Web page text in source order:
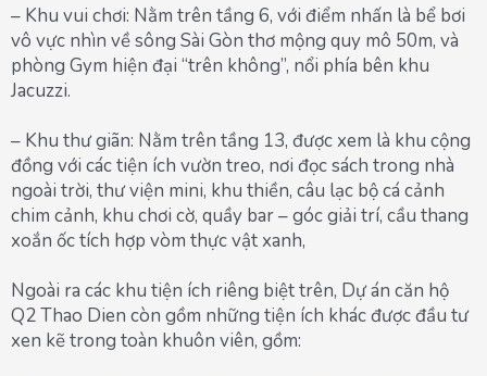
– Khu vui chơi: Nằm trên tầng 6, với điểm nhấn là bể bơi
vô vực nhìn về sông Sài Gòn thơ mộng quy mô 50m, và
phòng Gym hiện đại “trên không”, nổi phía bên khu
Jacuzzi.
– Khu thư giãn: Nằm trên tầng 13, được xem là khu cộng
đồng với các tiện ích vườn treo, nơi đọc sách trong nhà
ngoài trời, thư viện mini, khu thiền, câu lạc bộ cá cảnh
chim cảnh, khu chơi cờ, quầy bar – góc giải trí, cầu thang
xoắn ốc tích hợp vòm thực vật xanh,
Ngoài ra các khu tiện ích riêng biệt trên, Dự án căn hộ
Q2 Thao Dien còn gồm những tiện ích khác được đầu tư
xen kẽ trong toàn khuôn viên, gồm: